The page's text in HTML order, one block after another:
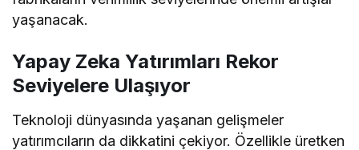
yaşanacak.
Yapay Zeka Yatırımları Rekor
Seviyelere Ulaşıyor
Teknoloji dünyasında yaşanan gelişmeler
yatırımcıların da dikkatini çekiyor. Özellikle üretken